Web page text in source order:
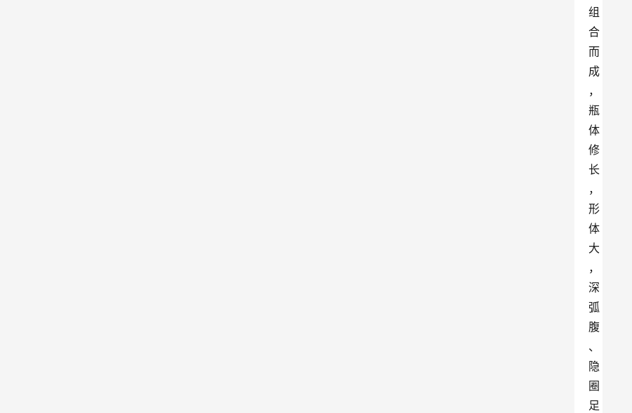
组
合
而
成
，
瓶
体
修
长
，
形
体
大
，
深
弧
腹
、
隐
圈
足